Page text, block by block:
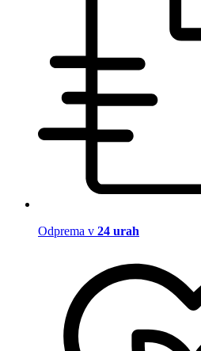
Odprema v 24 urah